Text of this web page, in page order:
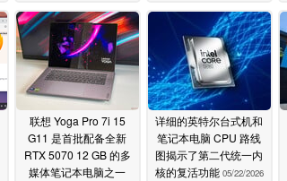
联想 Yoga Pro 7i 15
G11 是首批配备全新
RTX 5070 12 GB 的多
媒体笔记本电脑之一
详细的英特尔台式机和
笔记本电脑 CPU 路线
图揭示了第二代统一内
核的复活功能 05/22/2026